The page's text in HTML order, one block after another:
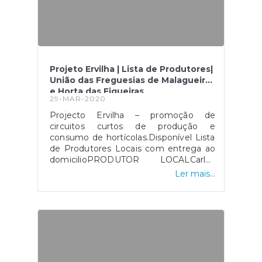
Projeto Ervilha | Lista de Produtores|
União das Freguesias de Malagueira
e Horta das Figueiras
29-MAR-2020
Projecto Ervilha – promoção de
circuitos curtos de produção e
consumo de hortícolas.Disponível Lista
de Produtores Locais com entrega ao
domicilioPRODUTOR LOCALCarlos
BalsaProdutor agrícola969 838
domicílio em horário e local a
Ler mais...